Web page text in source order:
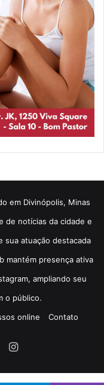
em Divinópolis, Minas
de notícias da cidade e
sua atuação destacada
mantém presença ativa
ampliando seu
o público.
online Contato
Instagram